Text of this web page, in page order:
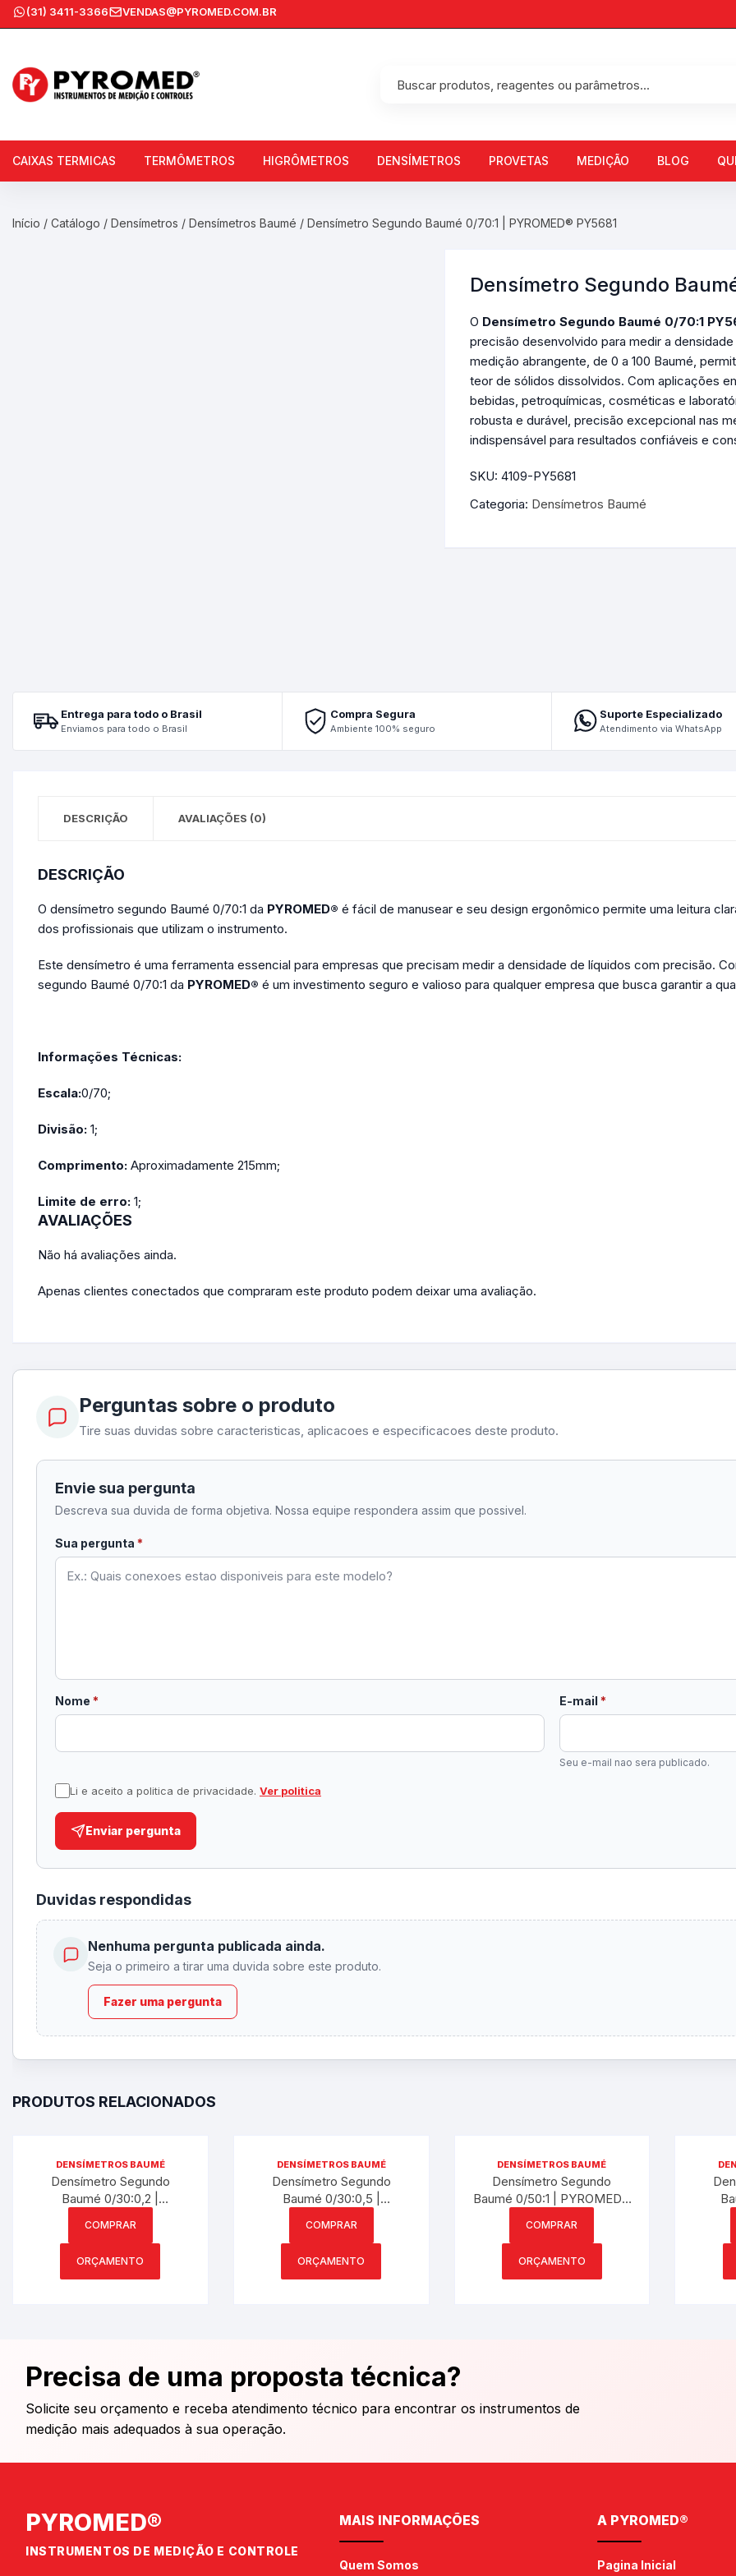
para
conteúdo
(31) 3411-3366 VENDAS@PYROMED.COM.BR
CAIXAS TERMICAS
Termômetro
TERMÔMETROS HIGRÔMETROS DENSÍMETROS
Densímetros Gay Lussac
Densímetros Massa
Densímetros Mostímetros de
Densímetros Para Cerveja
PROVETAS MEDIÇÃO BLOG
Início / Catálogo / Densímetros / Densímetros Baumé / Densímetro Segundo Baumé 0/70:1 | PYROMED® PY5681
Densímetro Segundo
O Densímetro Segundo Baumé 0/70:1
precisão desenvolvido para medir a
medição abrangente, de 0 a 100 Baumé,
teor de sólidos dissolvidos. Com aplicações
bebidas, petroquímicas, cosméticas e
robusta e durável, precisão excepcional nas
indispensável para resultados confiáveis e
SKU: 4109-PY5681
Categoria: Densímetros Baumé
Entrega para todo o Brasil
Enviamos para todo o Brasil
Compra Segura
Ambiente 100% seguro
Suporte Especializado
Atendimento via WhatsApp
DESCRIÇÃO AVALIAÇÕES (0)
DESCRIÇÃO
O densímetro segundo Baumé 0/70:1 da PYROMED® é fácil de manusear e seu design ergonômico permite uma leitura
dos profissionais que utilizam o instrumento.
Este densímetro é uma ferramenta essencial para empresas que precisam medir a densidade de líquidos com precisão.
segundo Baumé 0/70:1 da PYROMED® é um investimento seguro e valioso para qualquer empresa que busca garantir a
Informações Técnicas:
Escala:0/70;
Divisão: 1;
Comprimento: Aproximadamente 215mm;
Limite de erro: 1;
AVALIAÇÕES
Não há avaliações ainda.
Apenas clientes conectados que compraram este produto podem deixar uma avaliação.
Perguntas sobre o produto
Tire suas duvidas sobre caracteristicas, aplicacoes e especificacoes deste produto.
Envie sua pergunta
Descreva sua duvida de forma objetiva. Nossa equipe respondera assim que possivel.
Sua pergunta *
Nome * E-mail *
Seu e-mail nao sera publicado.
Li e aceito a politica de privacidade. Ver politica
Enviar pergunta
Duvidas respondidas
Nenhuma pergunta publicada ainda.
Seja o primeiro a tirar uma duvida sobre este produto.
Fazer uma pergunta
PRODUTOS RELACIONADOS
DENSÍMETROS BAUMÉ
Densímetro Segundo
Baumé 0/30:0,2 |
COMPRAR
ORÇAMENTO
DENSÍMETROS BAUMÉ
Densímetro Segundo
Baumé 0/30:0,5 |
COMPRAR
ORÇAMENTO
DENSÍMETROS BAUMÉ
Densímetro Segundo
Baumé 0/50:1 | PYROMED®
COMPRAR
ORÇAMENTO
Precisa de uma proposta técnica?
Solicite seu orçamento e receba atendimento técnico para encontrar os instrumentos de
medição mais adequados à sua operação.
PYROMED®
INSTRUMENTOS DE MEDIÇÃO E CONTROLE
MAIS INFORMAÇÕES
Quem Somos
A PYROMED®
Pagina Inicial